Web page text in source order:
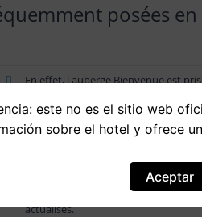
posées
En effet, l auberge Bienvenue est
Les arrivées à l hôtel Chambres d
10h30.
Les prix proposés par l
période de réservation choisie, les
actualisés.
este no es el sitio web
sobre el hotel y ofrece
Aceptar